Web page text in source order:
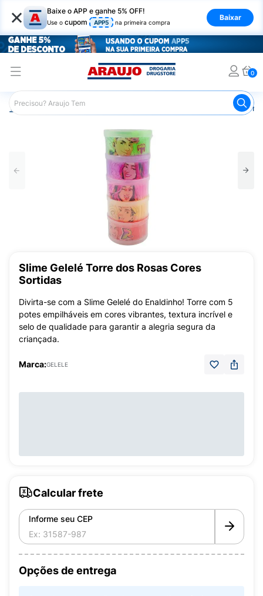
× Baixe o APP e ganhe 5% OFF!
Use o cupom APP5 na primeira compra
Baixar
0
Araujo Infantil Slime Gelelé
Slime Gelelé Torre dos Rosas Cores
Sortidas
Divirta-se com a Slime Gelelé do Enaldinho! Torre com 5
potes empilháveis em cores vibrantes, textura incrível e
selo de qualidade para garantir a alegria segura da
criançada.
Marca:GELELE
Calcular frete
Informe seu CEP
Opções de entrega